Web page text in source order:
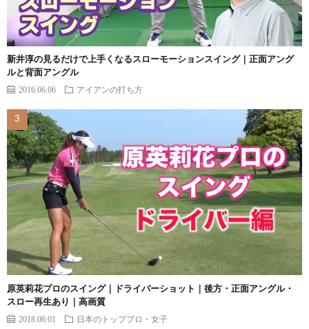
新井淳の見るだけで上手くなるスローモーションスイング｜正面アング
ルと背面アングル
2016.06.06 アイアンの打ち方
原英莉花プロのスイング｜ドライバーショット｜後方・正面アングル・
スロー再生あり｜高画質
2018.06.01 日本のトッププロ・女子